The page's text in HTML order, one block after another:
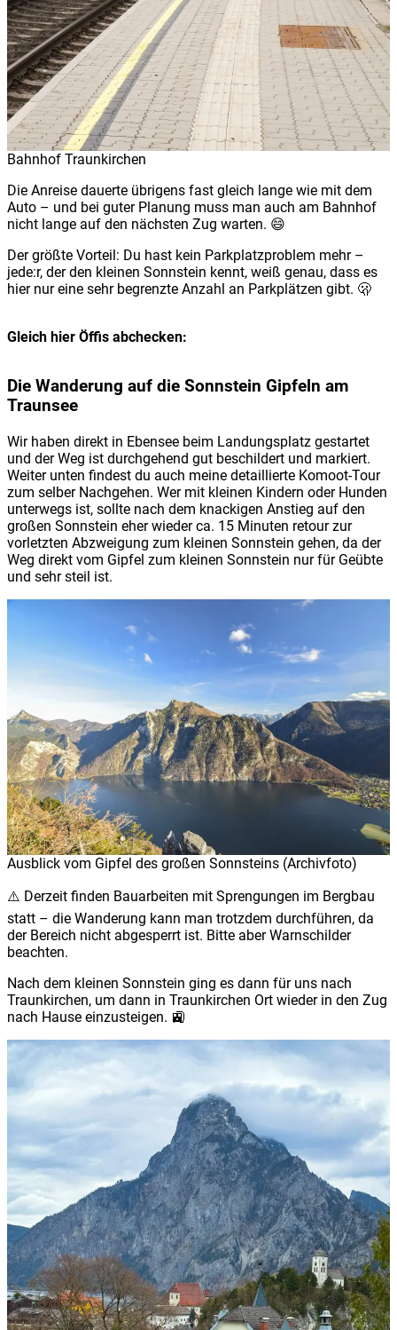
Bahnhof Traunkirchen
Die Anreise dauerte übrigens fast gleich lange wie mit dem
Auto – und bei guter Planung muss man auch am Bahnhof
nicht lange auf den nächsten Zug warten. 😄
Der größte Vorteil: Du hast kein Parkplatzproblem mehr –
jede:r, der den kleinen Sonnstein kennt, weiß genau, dass es
hier nur eine sehr begrenzte Anzahl an Parkplätzen gibt. 🫢
Gleich hier Öffis abchecken:
Die Wanderung auf die Sonnstein Gipfeln am
Traunsee
Wir haben direkt in Ebensee beim Landungsplatz gestartet
und der Weg ist durchgehend gut beschildert und markiert.
Weiter unten findest du auch meine detaillierte Komoot-Tour
zum selber Nachgehen. Wer mit kleinen Kindern oder Hunden
unterwegs ist, sollte nach dem knackigen Anstieg auf den
großen Sonnstein eher wieder ca. 15 Minuten retour zur
vorletzten Abzweigung zum kleinen Sonnstein gehen, da der
Weg direkt vom Gipfel zum kleinen Sonnstein nur für Geübte
und sehr steil ist.
Ausblick vom Gipfel des großen Sonnsteins (Archivfoto)
⚠️ Derzeit finden Bauarbeiten mit Sprengungen im Bergbau
statt – die Wanderung kann man trotzdem durchführen, da
der Bereich nicht abgesperrt ist. Bitte aber Warnschilder
beachten.
Nach dem kleinen Sonnstein ging es dann für uns nach
Traunkirchen, um dann in Traunkirchen Ort wieder in den Zug
nach Hause einzusteigen. 🚉